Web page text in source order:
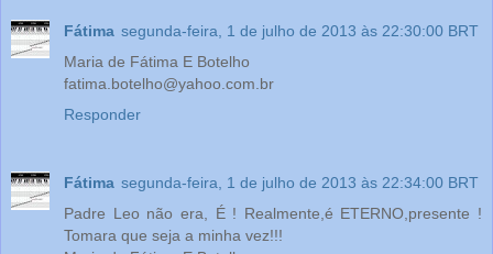
Fátima segunda-feira, 1 de julho de 2013 às 22:30:00 BRT
Maria de Fátima E Botelho
fatima.botelho@yahoo.com.br
Responder
Fátima segunda-feira, 1 de julho de 2013 às 22:34:00 BRT
Padre Leo não era, É ! Realmente,é ETERNO,presente !
Tomara que seja a minha vez!!!